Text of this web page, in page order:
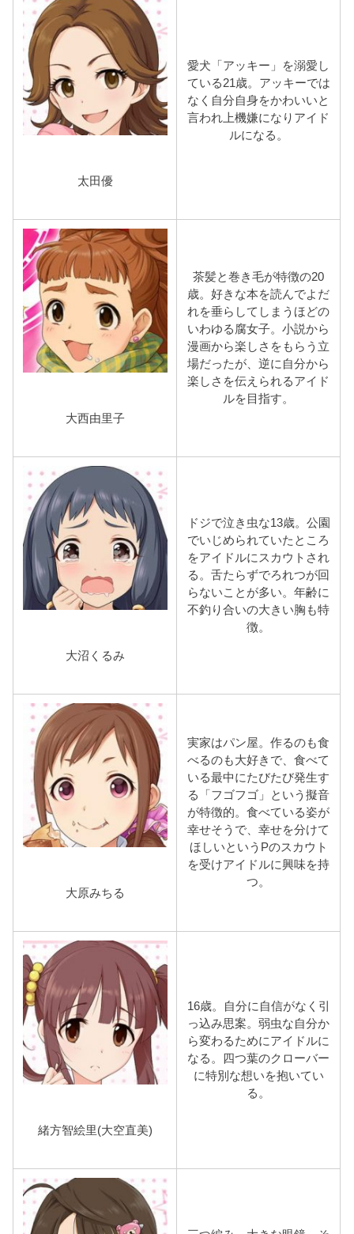
太田優
愛犬「アッキー」を溺愛し
ている21歳。アッキーでは
なく自分自身をかわいいと
言われ上機嫌になりアイド
ルになる。
大西由里子
茶髪と巻き毛が特徴の20
歳。好きな本を読んでよだ
れを垂らしてしまうほどの
いわゆる腐女子。小説から
漫画から楽しさをもらう立
場だったが、逆に自分から
楽しさを伝えられるアイド
ルを目指す。
大沼くるみ
ドジで泣き虫な13歳。公園
でいじめられていたところ
をアイドルにスカウトされ
る。舌たらずでろれつが回
らないことが多い。年齢に
不釣り合いの大きい胸も特
徴。
大原みちる
実家はパン屋。作るのも食
べるのも大好きで、食べて
いる最中にたびたび発生す
る「フゴフゴ」という擬音
が特徴的。食べている姿が
幸せそうで、幸せを分けて
ほしいというPのスカウト
を受けアイドルに興味を持
つ。
緒方智絵里(大空直美)
16歳。自分に自信がなく引
っ込み思案。弱虫な自分か
ら変わるためにアイドルに
なる。四つ葉のクローバー
に特別な想いを抱いてい
る。